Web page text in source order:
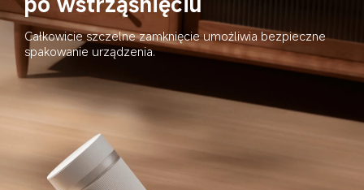
Całkowicie szczelne zamknięcie umożliwia bezpieczne
spakowanie urządzenia.